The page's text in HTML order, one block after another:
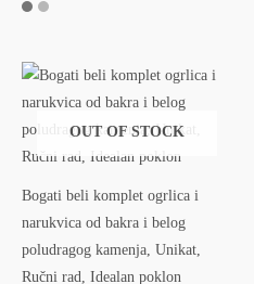
OUT OF STOCK
Bogati beli komplet ogrlica i
narukvica od bakra i belog
poludragog kamenja, Unikat,
Ručni rad, Idealan poklon